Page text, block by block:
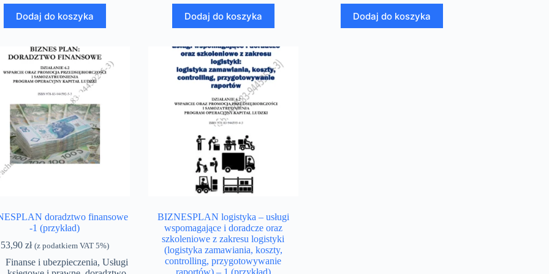
Dodaj do koszyka Dodaj do koszyka Dodaj do koszyka
doradztwo finansowe
-1 (przykład)
53,90 zł (z podatkiem VAT 5%)
Finanse i ubezpieczenia,Usługi
BIZNESPLAN logistyka – usługi
wspomagające i doradcze oraz
szkoleniowe z zakresu logistyki
(logistyka zamawiania, koszty,
controlling, przygotowywanie
raportów) – 1 (przykład)